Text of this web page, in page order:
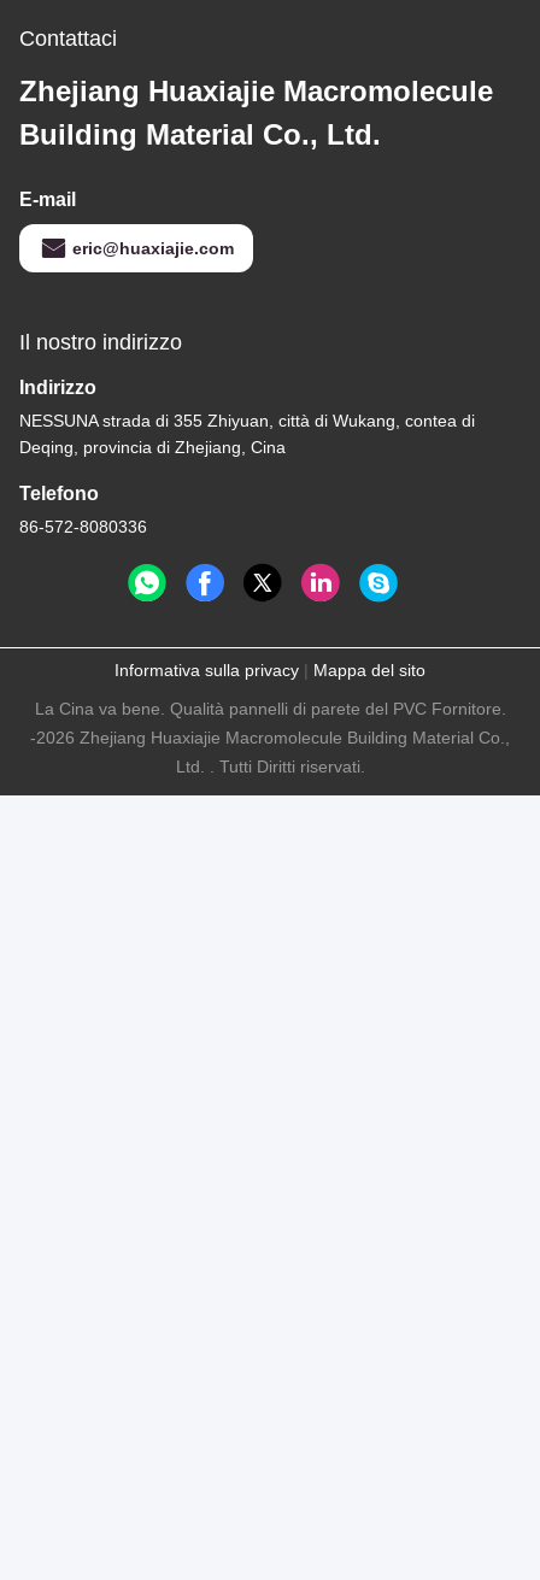
Contattaci
Zhejiang Huaxiajie Macromolecule
Building Material Co., Ltd.
E-mail
eric@huaxiajie.com
Il nostro indirizzo
Indirizzo
NESSUNA strada di 355 Zhiyuan, città di Wukang, contea di
Deqing, provincia di Zhejiang, Cina
Telefono
86-572-8080336
Informativa sulla privacy | Mappa del sito
La Cina va bene. Qualità pannelli di parete del PVC Fornitore.
-2026 Zhejiang Huaxiajie Macromolecule Building Material Co.,
Ltd. . Tutti Diritti riservati.